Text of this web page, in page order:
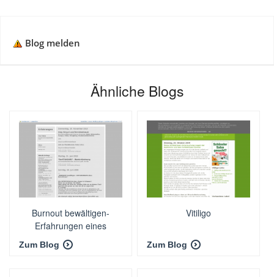
Blog melden
Ähnliche Blogs
Burnout bewältigen-
Erfahrungen eines
Betroffenen
Zum Blog
Vitiligo
Zum Blog